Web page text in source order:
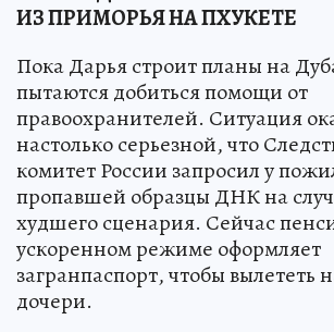
ИЗ ПРИМОРЬЯ НА ПХУКЕТЕ
Пока Дарья строит планы на
пытаются добиться помощи от
правоохранителей. Ситуация
настолько серьезной, что
комитет России запросил у
пропавшей образцы ДНК на
худшего сценария. Сейчас
ускоренном режиме оформляет
загранпаспорт, чтобы вылететь
дочери.